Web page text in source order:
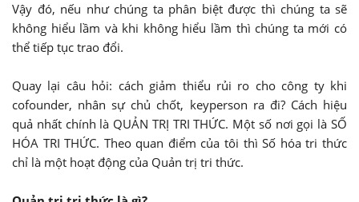
Vậy đó, nếu như chúng ta phân biệt được thì chúng ta sẽ
không hiểu lầm và khi không hiểu lầm thì chúng ta mới có
thể tiếp tục trao đổi.
Quay lại câu hỏi: cách giảm thiểu rủi ro cho công ty khi
cofounder, nhân sự chủ chốt, keyperson ra đi? Cách hiệu
quả nhất chính là QUẢN TRỊ TRI THỨC. Một số nơi gọi là SỐ
HÓA TRI THỨC. Theo quan điểm của tôi thì Số hóa tri thức
chỉ là một hoạt động của Quản trị tri thức.